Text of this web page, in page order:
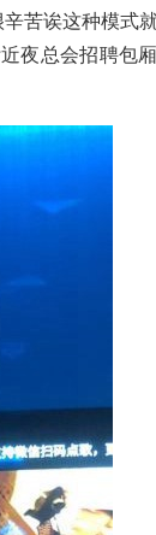
苦诶这种模式
夜总会招聘包